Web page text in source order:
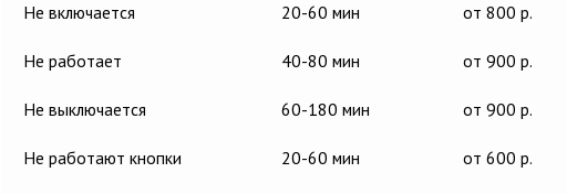
Не включается 20-60 мин от 800 р.
Не работает 40-80 мин от 900 р.
Не выключается 60-180 мин от 900 р.
Не работают кнопки 20-60 мин от 600 р.